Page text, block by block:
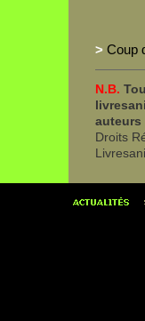
>Coup
N.B.
auteurs
Droits